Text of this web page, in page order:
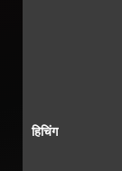
हिचिंग